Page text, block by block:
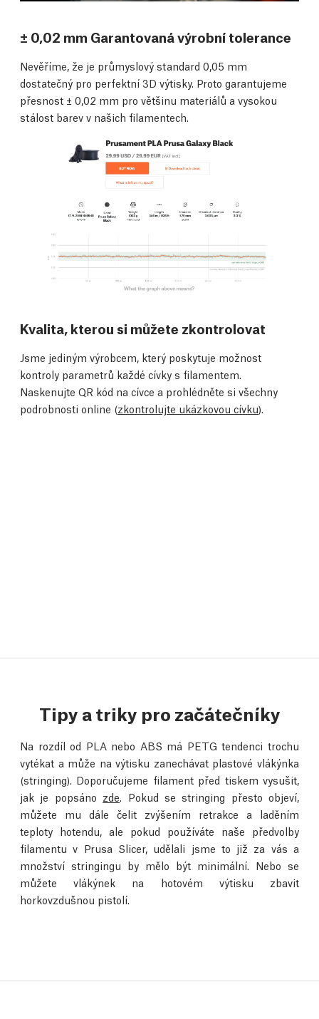
± 0,02 mm Garantovaná výrobní tolerance
Nevěříme, že je průmyslový standard 0,05 mm
dostatečný pro perfektní 3D výtisky. Proto garantujeme
přesnost ± 0,02 mm pro většinu materiálů a vysokou
stálost barev v našich filamentech.
Kvalita, kterou si můžete zkontrolovat
Jsme jediným výrobcem, který poskytuje možnost
kontroly parametrů každé cívky s filamentem.
Naskenujte QR kód na cívce a prohlédněte si všechny
podrobnosti online (zkontrolujte ukázkovou cívku).
Tipy a triky pro začátečníky
Na rozdíl od PLA nebo ABS má PETG tendenci trochu
vytékat a může na výtisku zanechávat plastové vlákýnka
(stringing). Doporučujeme filament před tiskem vysušit,
jak je popsáno zde. Pokud se stringing přesto objeví,
můžete mu dále čelit zvýšením retrakce a laděním
teploty hotendu, ale pokud používáte naše předvolby
filamentu v Prusa Slicer, udělali jsme to již za vás a
množství stringingu by mělo být minimální. Nebo se
můžete vlákýnek na hotovém výtisku zbavit
horkovzdušnou pistolí.